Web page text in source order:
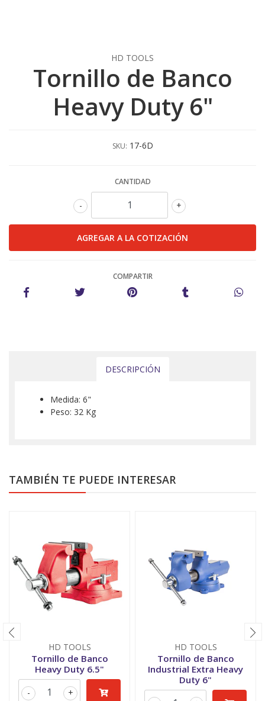
HD TOOLS
Tornillo de Banco
Heavy Duty 6"
SKU: 17-6D
CANTIDAD
+
-
COMPARTIR
DESCRIPCIÓN
Medida: 6"
Peso: 32 Kg
TAMBIÉN TE PUEDE INTERESAR
HD TOOLS
Tornillo de Banco
Heavy Duty 6.5"
+
-
HD TOOLS
Tornillo de Banco
Industrial Extra Heavy
Duty 6"